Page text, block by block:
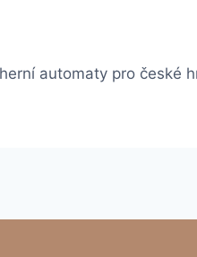
automaty pro české